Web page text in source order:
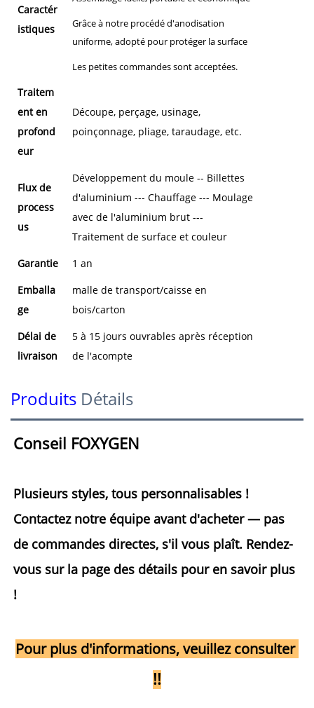
Caractér
istiques
Grâce à notre procédé d'anodisation
uniforme, adopté pour protéger la surface
Les petites commandes sont acceptées.
Traitem
ent en
profond
eur
Découpe, perçage, usinage,
poinçonnage, pliage, taraudage, etc.
Flux de
process
us
Développement du moule -- Billettes
d'aluminium --- Chauffage --- Moulage
avec de l'aluminium brut ---
Traitement de surface et couleur
Garantie
1 an
Emballa
ge
malle de transport/caisse en
bois/carton
Délai de
livraison
5 à 15 jours ouvrables après réception
de l'acompte
Produits Détails
Conseil FOXYGEN
Plusieurs styles, tous personnalisables !
Contactez notre équipe avant d'acheter — pas
de commandes directes, s'il vous plaît. Rendez-
vous sur la page des détails pour en savoir plus
!
Pour plus d'informations, veuillez consulter
!!